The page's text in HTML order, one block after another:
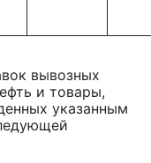
вывозных
и товары,
указанным